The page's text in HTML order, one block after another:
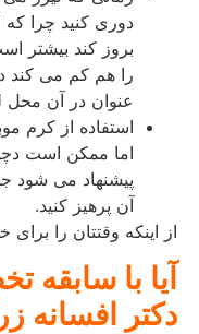
دوری کنید چرا که
بروز کند بیشتر
را هم کم می کند
عنوان در آن محل
استفاده از کرم
اما ممکن است
پیشنهاد می شود
آن پرهیز کنید.
از اینکه وقتتان را
آیا با
دکتر افسانه